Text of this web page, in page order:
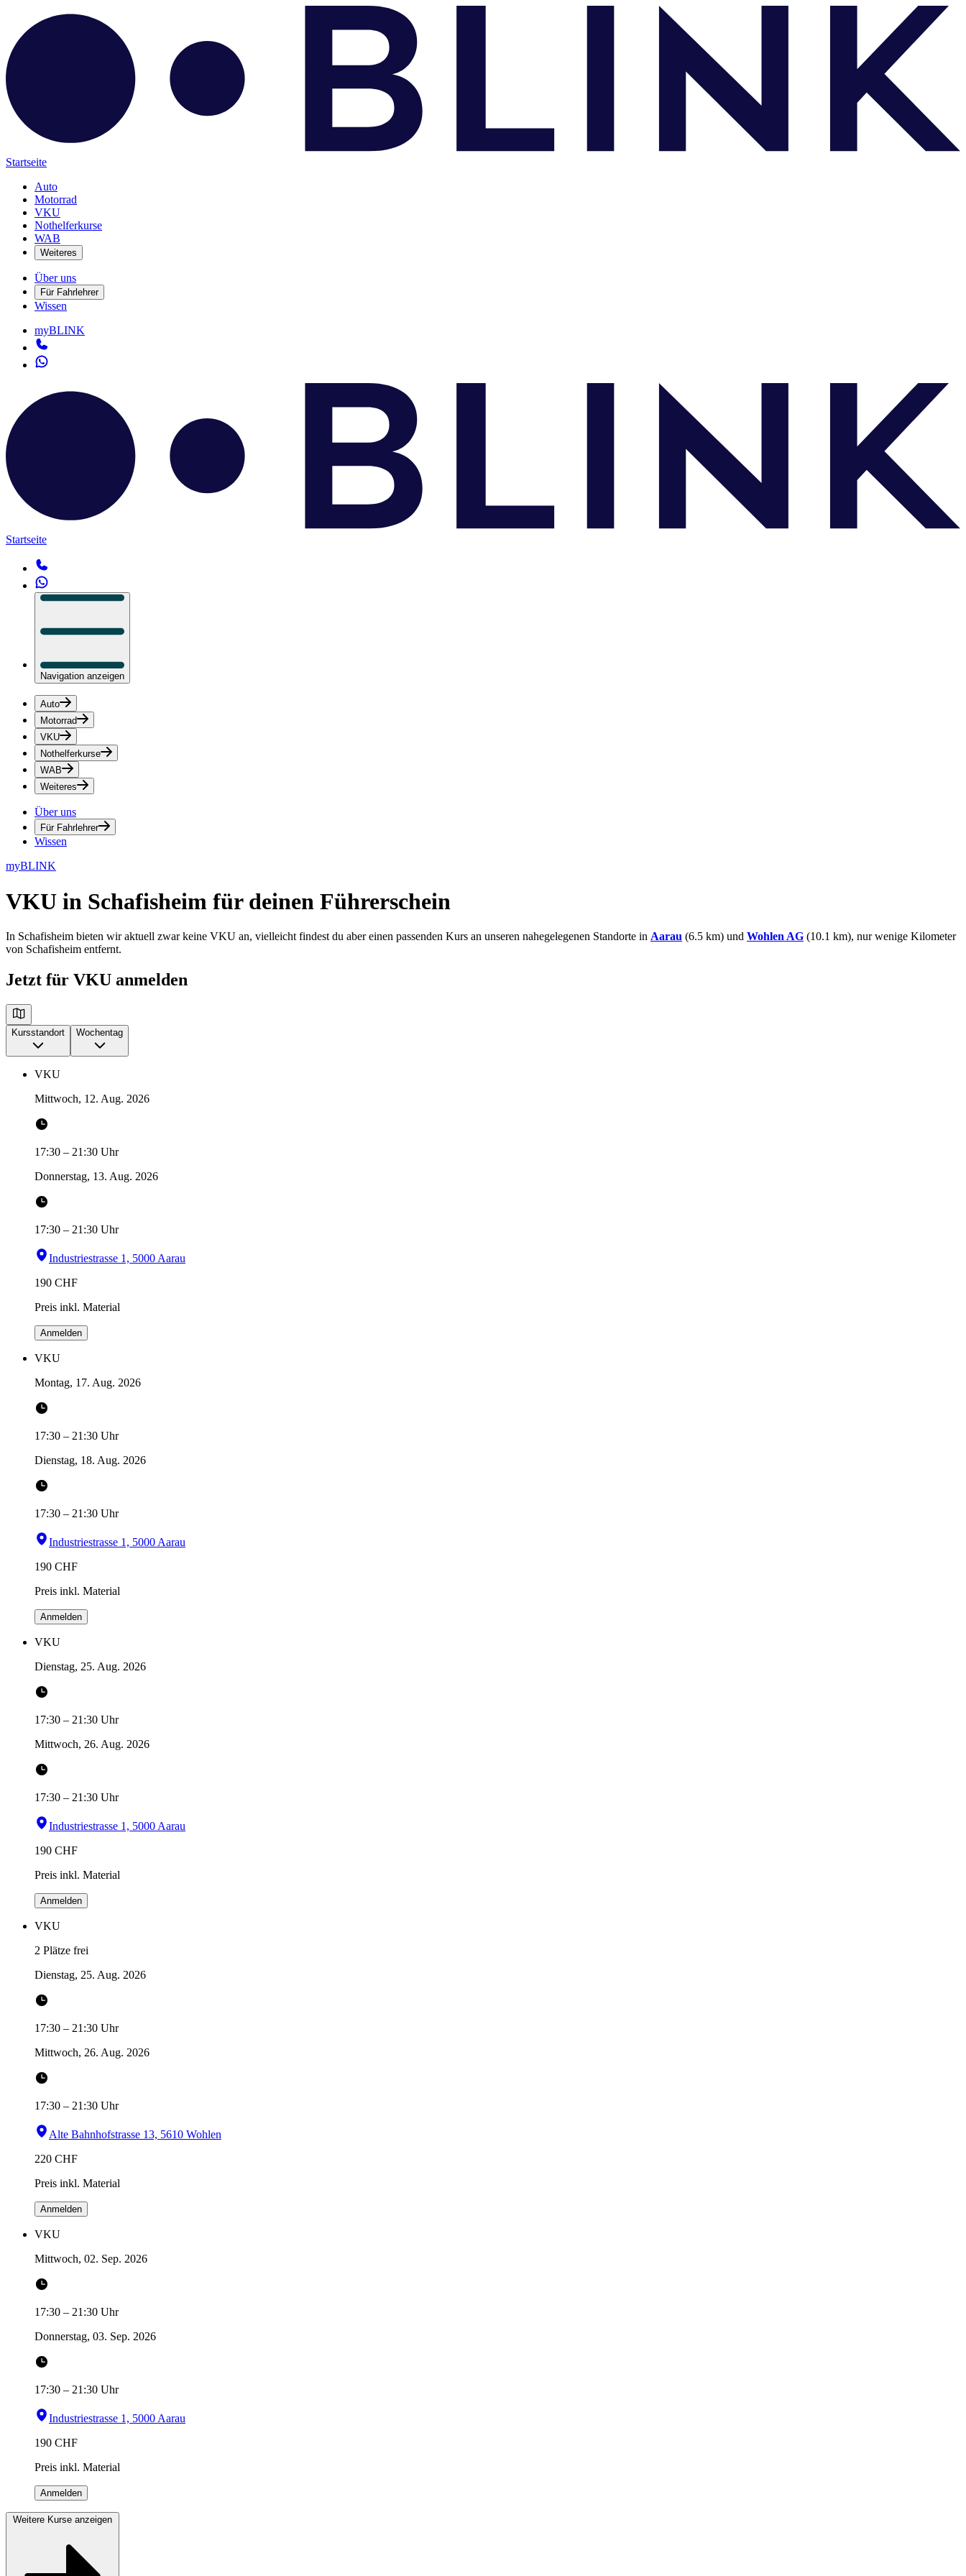
Startseite
Auto
Motorrad
VKU
Nothelferkurse
WAB
Weiteres
Über uns
Für Fahrlehrer
Wissen
myBLINK
Startseite
Navigation anzeigen
Auto
Motorrad
VKU
Nothelferkurse
WAB
Weiteres
Über uns
Für Fahrlehrer
Wissen
myBLINK
VKU in Schafisheim für deinen Führerschein
In Schafisheim bieten wir aktuell zwar keine VKU an, vielleicht findest du aber einen passenden Kurs an unseren nahegelegenen Standorte in Aarau (6.5 km) und Wohlen AG (10.1 km), nur wenige Kilometer
von Schafisheim entfernt.
Jetzt für VKU anmelden
Kursstandort Wochentag
VKU
Mittwoch, 12. Aug. 2026
17:30 – 21:30 Uhr
Donnerstag, 13. Aug. 2026
17:30 – 21:30 Uhr
Industriestrasse 1, 5000 Aarau
190 CHF
Preis inkl. Material
Anmelden
VKU
Montag, 17. Aug. 2026
17:30 – 21:30 Uhr
Dienstag, 18. Aug. 2026
17:30 – 21:30 Uhr
Industriestrasse 1, 5000 Aarau
190 CHF
Preis inkl. Material
Anmelden
VKU
Dienstag, 25. Aug. 2026
17:30 – 21:30 Uhr
Mittwoch, 26. Aug. 2026
17:30 – 21:30 Uhr
Industriestrasse 1, 5000 Aarau
190 CHF
Preis inkl. Material
Anmelden
VKU
2 Plätze frei
Dienstag, 25. Aug. 2026
17:30 – 21:30 Uhr
Mittwoch, 26. Aug. 2026
17:30 – 21:30 Uhr
Alte Bahnhofstrasse 13, 5610 Wohlen
220 CHF
Preis inkl. Material
Anmelden
VKU
Mittwoch, 02. Sep. 2026
17:30 – 21:30 Uhr
Donnerstag, 03. Sep. 2026
17:30 – 21:30 Uhr
Industriestrasse 1, 5000 Aarau
190 CHF
Preis inkl. Material
Anmelden
Weitere Kurse anzeigen